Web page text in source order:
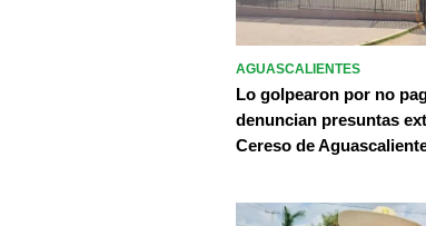
AGUASCALIENTES
Lo golpearon por no
denuncian presuntas
Cereso de